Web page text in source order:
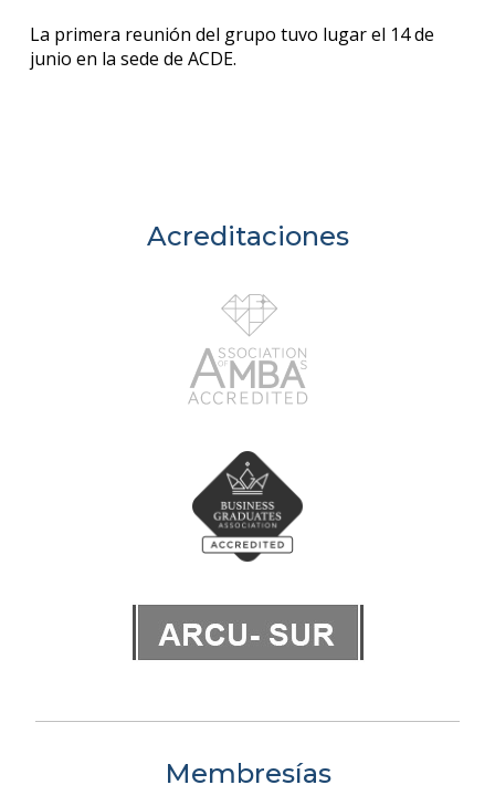
La primera reunión del grupo tuvo lugar el 14 de
junio en la sede de ACDE.
Acreditaciones
Membresías